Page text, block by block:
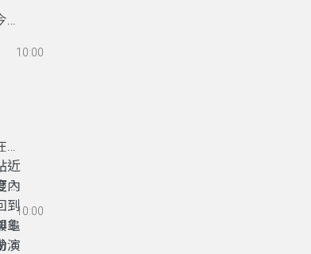
作10:00
近
內
驗
到
龜
。
受
演
10:00